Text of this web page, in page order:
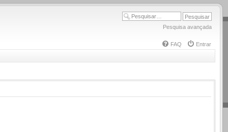
Pesquisa avançada
FAQ
Entrar